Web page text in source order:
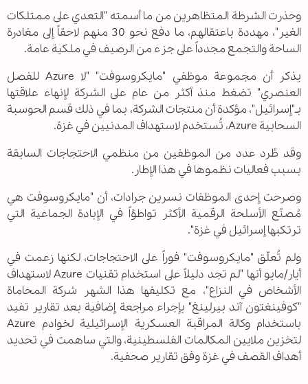
وحذرت الشرطة المتظاهرين من ما أسمته "التعدي على ممتلكات
الغير"، مهددة باعتقالهم، ما دفع نحو 30 منهم لاحقاً إلى مغادرة
الساحة والتجمع مجدداً على جزء من الرصيف في ملكية عامة.
يذكر أن مجموعة موظفي "مايكروسوفت" "لا Azure للفصل
العنصري" تضغط منذ أكثر من عام على الشركة لإنهاء علاقتها
بـ"إسرائيل"، مؤكدة أن منتجات الشركة، بما في ذلك قسم الحوسبة
السحابية Azure، تُستخدم لاستهداف المدنيين في غزة.
وقد طُرد عدد من الموظفين من منظمي الاحتجاجات السابقة
بسبب فعاليات نظموها في هذا الإطار.
وصرحت إحدى الموظفات نسرين جرادات، أن "مايكروسوفت هي
مُصنّع الأسلحة الرقمية الأكثر تواطؤاً في الإبادة الجماعية التي
ترتكبها إسرائيل في غزة".
ولم تُعلّق "مايكروسوفت" فوراً على الاحتجاجات، لكنها زعمت في
أيار/مايو أنها "لم تجد دليلاً على استخدام تقنيات Azure لاستهداف
الأشخاص في النزاع"، مع تكليفها هذا الشهر شركة المحاماة
"كوفينغتون آند بيرلينغ" بإجراء مراجعة إضافية بعد تقارير تفيد
باستخدام وكالة المراقبة العسكرية الإسرائيلية لخوادم Azure
لتخزين ملايين المكالمات الفلسطينية، والتي ساهمت في تحديد
أهداف القصف في غزة وفق تقارير صحفية.